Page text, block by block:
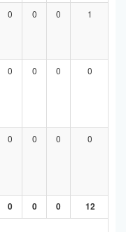
0 0 0 1
0 0 0 0
0 0 0 0
0 0 0 12